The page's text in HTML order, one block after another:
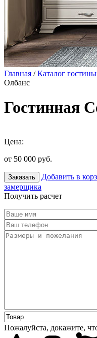
Главная /Каталог
Олбанс
Гостинная
Цена:
от 50 000 руб.
Заказать Добавить в
замерщика
Получить расчет
Пожалуйста, докажите,